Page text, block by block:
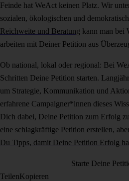
Feinde hat WeAct keinen Platz. Wir
sozialen, ökologischen und
Reichweite und Beratung kann man bei
arbeiten mit Deiner Petition aus
Ob national, lokal oder regional: Bei
Schritten Deine Petition starten.
um Strategie, Kommunikation und
erfahrene Campaigner*innen dieses
Dich dabei, Deine Petition zum Erfolg
eine schlagkräftige Petition erstellen,
Du Tipps, damit Deine Petition Erfolg
Starte Deine
TeilenKopieren